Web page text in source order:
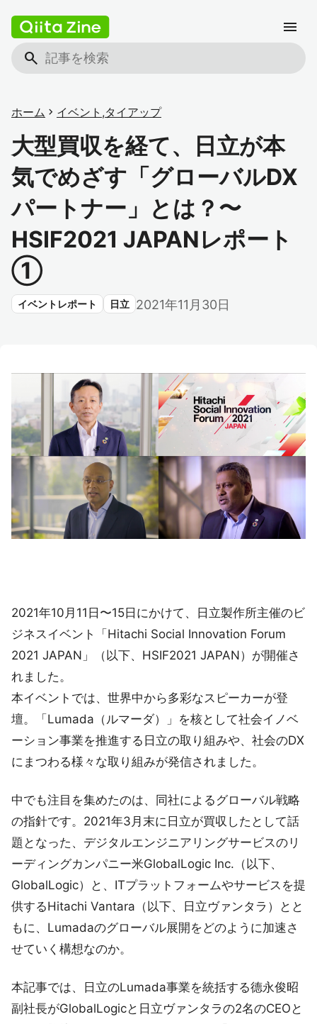
search
menu
ホーム chevron_right イベント ,タイアップ
大型買収を経て、日立が本
気でめざす「グローバルDX
パートナー」とは？〜
HSIF2021 JAPANレポート
①
イベントレポート 日立 2021年11月30日
2021年10月11日〜15日にかけて、日立製作所主催のビ
ジネスイベント「Hitachi Social Innovation Forum
2021 JAPAN」（以下、HSIF2021 JAPAN）が開催さ
れました。
本イベントでは、世界中から多彩なスピーカーが登
壇。「Lumada（ルマーダ）」を核として社会イノベ
ーション事業を推進する日立の取り組みや、社会のDX
にまつわる様々な取り組みが発信されました。
中でも注目を集めたのは、同社によるグローバル戦略
の指針です。2021年3月末に日立が買収したとして話
題となった、デジタルエンジニアリングサービスのリ
ーディングカンパニー米GlobalLogic Inc.（以下、
GlobalLogic）と、ITプラットフォームやサービスを提
供するHitachi Vantara（以下、日立ヴァンタラ）とと
もに、Lumadaのグローバル展開をどのように加速さ
せていく構想なのか。
本記事では、日立のLumada事業を統括する德永俊昭
副社長がGlobalLogicと日立ヴァンタラの2名のCEOと